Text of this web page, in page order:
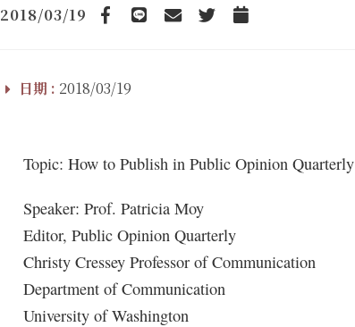
2018/03/19
Facebook
line emailTwitterAdd to Calendar
日期 : 2018/03/19
Topic: How to Publish in Public Opinion Quarterly
Speaker: Prof. Patricia Moy
Editor, Public Opinion Quarterly
Christy Cressey Professor of Communication
Department of Communication
University of Washington